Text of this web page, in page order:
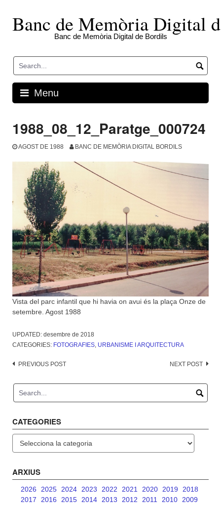
contentBanc de Memòria Digital
Banc de Memòria Digital de Bordils
Menu
1988_08_12_Paratge_000724
AGOST DE 1988 BANC DE MEMÒRIA DIGITAL BORDILS
Vista del parc infantil que hi havia on avui és la plaça Onze de
setembre. Agost 1988
UPDATED: desembre de 2018
CATEGORIES: FOTOGRAFIES URBANISME I ARQUITECTURA
Post
PREVIOUS POST NEXT POST
CATEGORIES
ARXIUS
2026 2025 2024 2023 2022 2021 2020 2019
2018
2017
2016 2015 2014 2013 2012 2011 2010
2009